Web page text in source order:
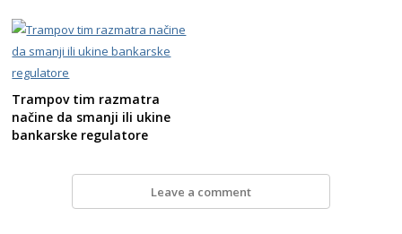
Trampov tim razmatra
načine da smanji ili ukine
bankarske regulatore
Leave a comment